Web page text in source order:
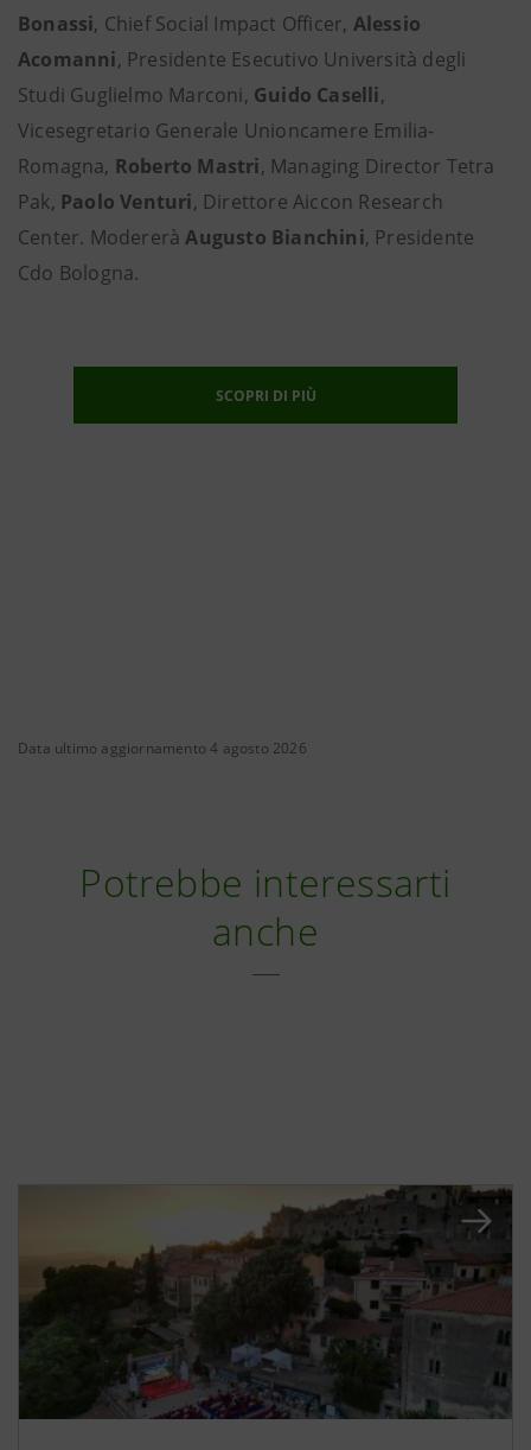
Bonassi, Chief Social Impact Officer, Alessio
Acomanni, Presidente Esecutivo Università degli
Studi Guglielmo Marconi, Guido Caselli,
Vicesegretario Generale Unioncamere Emilia-
Romagna, Roberto Mastri, Managing Director Tetra
Pak, Paolo Venturi, Direttore Aiccon Research
Center. ModereràAugusto Bianchini, Presidente
Cdo Bologna.
SCOPRI DI PIÙ
Data ultimo aggiornamento 4 agosto 2026
Potrebbe interessarti
anche